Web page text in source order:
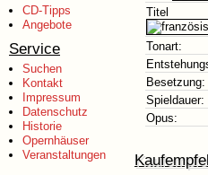
CD-Tipps
Angebote
Service
Suchen
Kontakt
Impressum
Datenschutz
Historie
Opernhäuser
Veranstaltungen
Titel
Tonart:
Besetzung:
Spieldauer:
Opus: